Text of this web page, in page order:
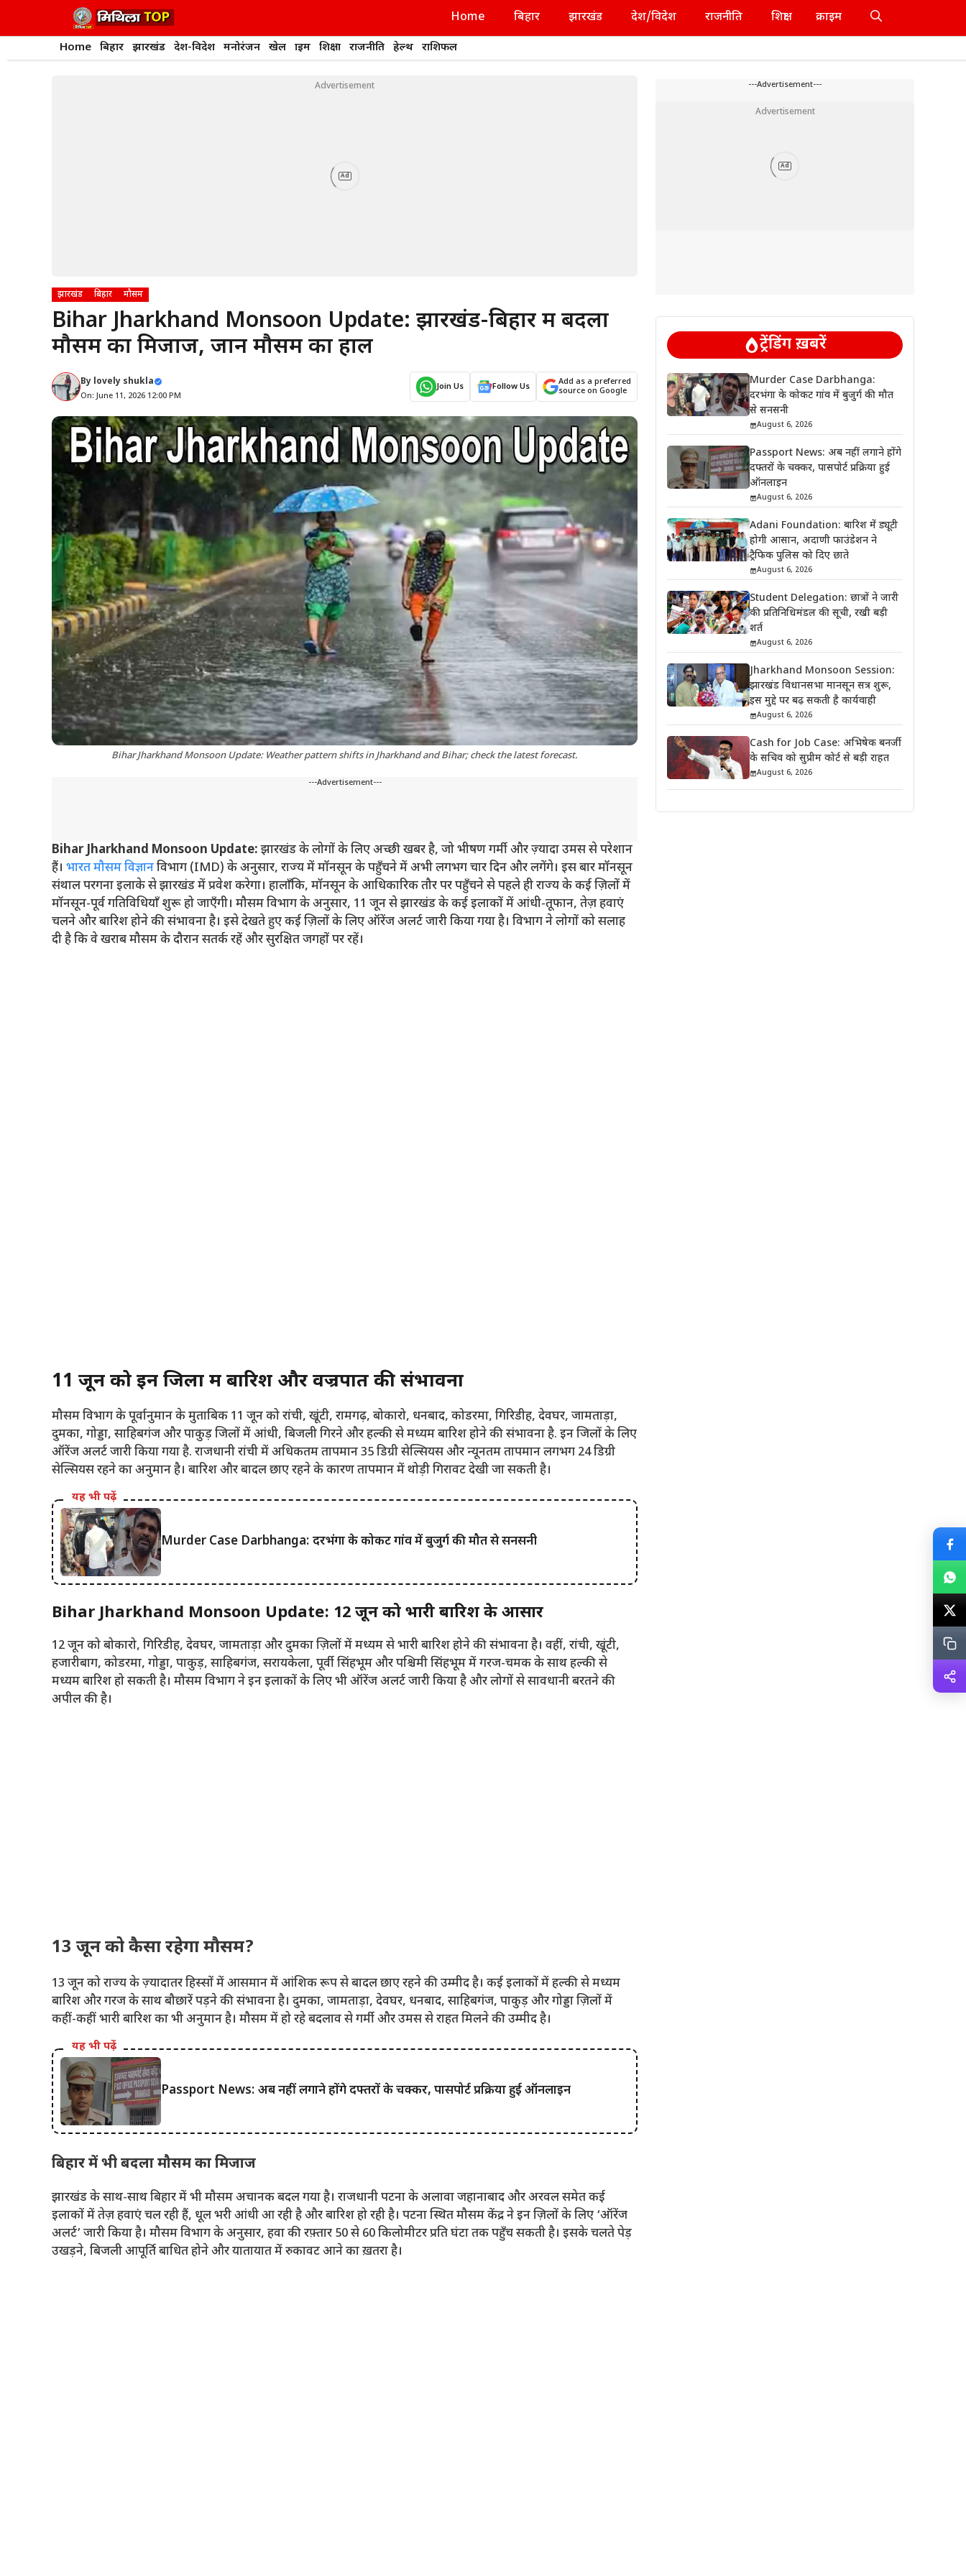
Home बिहार झारखंड देश/विदेश राजनीति शिक्षा क्राइम
Home बिहार झारखंड देश-विदेश मनोरंजन खेल क्राइम शिक्षा राजनीति हेल्थ राशिफल
Advertisement
Ad
झारखंड बिहार मौसम
Bihar Jharkhand Monsoon Update: झारखंड-बिहार में बदला
मौसम का मिजाज, जानें मौसम का हाल
By lovely shukla
On: June 11, 2026 12:00 PM
Join Us Follow Us
Add as a preferred
source on Google
Bihar Jharkhand Monsoon Update: Weather pattern shifts in Jharkhand and Bihar; check the latest forecast.
---Advertisement---
Bihar Jharkhand Monsoon Update:झारखंड के लोगों के लिए अच्छी खबर है, जो भीषण गर्मी और ज़्यादा उमस से परेशान
हैं। भारत मौसम विज्ञानविभाग (IMD) के अनुसार, राज्य में मॉनसून के पहुँचने में अभी लगभग चार दिन और लगेंगे। इस बार मॉनसून
संथाल परगना इलाके से झारखंड में प्रवेश करेगा। हालाँकि, मॉनसून के आधिकारिक तौर पर पहुँचने से पहले ही राज्य के कई ज़िलों में
मॉनसून-पूर्व गतिविधियाँ शुरू हो जाएँगी। मौसम विभाग के अनुसार, 11 जून से झारखंड के कई इलाकों में आंधी-तूफान, तेज़ हवाएं
चलने और बारिश होने की संभावना है। इसे देखते हुए कई ज़िलों के लिए ऑरेंज अलर्ट जारी किया गया है। विभाग ने लोगों को सलाह
दी है कि वे खराब मौसम के दौरान सतर्क रहें और सुरक्षित जगहों पर रहें।
11 जून को इन जिलों में बारिश और वज्रपात की संभावना
मौसम विभाग के पूर्वानुमान के मुताबिक 11 जून को रांची, खूंटी, रामगढ़, बोकारो, धनबाद, कोडरमा, गिरिडीह, देवघर, जामताड़ा,
दुमका, गोड्डा, साहिबगंज और पाकुड़ जिलों में आंधी, बिजली गिरने और हल्की से मध्यम बारिश होने की संभावना है. इन जिलों के लिए
ऑरेंज अलर्ट जारी किया गया है. राजधानी रांची में अधिकतम तापमान 35 डिग्री सेल्सियस और न्यूनतम तापमान लगभग 24 डिग्री
सेल्सियस रहने का अनुमान है। बारिश और बादल छाए रहने के कारण तापमान में थोड़ी गिरावट देखी जा सकती है।
यह भी पढ़ें
Murder Case Darbhanga: दरभंगा के कोकट गांव में बुजुर्ग की मौत से सनसनी
Bihar Jharkhand Monsoon Update: 12 जून को भारी बारिश के आसार
12 जून को बोकारो, गिरिडीह, देवघर, जामताड़ा और दुमका ज़िलों में मध्यम से भारी बारिश होने की संभावना है। वहीं, रांची, खूंटी,
हजारीबाग, कोडरमा, गोड्डा, पाकुड़, साहिबगंज, सरायकेला, पूर्वी सिंहभूम और पश्चिमी सिंहभूम में गरज-चमक के साथ हल्की से
मध्यम बारिश हो सकती है। मौसम विभाग ने इन इलाकों के लिए भी ऑरेंज अलर्ट जारी किया है और लोगों से सावधानी बरतने की
अपील की है।
13 जून को कैसा रहेगा मौसम?
13 जून को राज्य के ज़्यादातर हिस्सों में आसमान में आंशिक रूप से बादल छाए रहने की उम्मीद है। कई इलाकों में हल्की से मध्यम
बारिश और गरज के साथ बौछारें पड़ने की संभावना है। दुमका, जामताड़ा, देवघर, धनबाद, साहिबगंज, पाकुड़ और गोड्डा ज़िलों में
कहीं-कहीं भारी बारिश का भी अनुमान है। मौसम में हो रहे बदलाव से गर्मी और उमस से राहत मिलने की उम्मीद है।
यह भी पढ़ें
Passport News: अब नहीं लगाने होंगे दफ्तरों के चक्कर, पासपोर्ट प्रक्रिया हुई ऑनलाइन
बिहार में भी बदला मौसम का मिजाज
झारखंड के साथ-साथ बिहार में भी मौसम अचानक बदल गया है। राजधानी पटना के अलावा जहानाबाद और अरवल समेत कई
इलाकों में तेज़ हवाएं चल रही हैं, धूल भरी आंधी आ रही है और बारिश हो रही है। पटना स्थित मौसम केंद्र ने इन ज़िलों के लिए ‘ऑरेंज
अलर्ट’ जारी किया है। मौसम विभाग के अनुसार, हवा की रफ़्तार 50 से 60 किलोमीटर प्रति घंटा तक पहुँच सकती है। इसके चलते पेड़
उखड़ने, बिजली आपूर्ति बाधित होने और यातायात में रुकावट आने का ख़तरा है।
---Advertisement---
Advertisement
Ad
ट्रेंडिंग ख़बरें
Murder Case Darbhanga:
दरभंगा के कोकट गांव में बुजुर्ग की मौत
से सनसनी
August 6, 2026
Passport News: अब नहीं लगाने होंगे
दफ्तरों के चक्कर, पासपोर्ट प्रक्रिया हुई
ऑनलाइन
August 6, 2026
Adani Foundation: बारिश में ड्यूटी
होगी आसान, अदाणी फाउंडेशन ने
ट्रैफिक पुलिस को दिए छाते
August 6, 2026
Student Delegation: छात्रों ने जारी
की प्रतिनिधिमंडल की सूची, रखी बड़ी
शर्त
August 6, 2026
Jharkhand Monsoon Session:
झारखंड विधानसभा मानसून सत्र शुरू,
इस मुद्दे पर बढ़ सकती है कार्यवाही
August 6, 2026
Cash for Job Case: अभिषेक बनर्जी
के सचिव को सुप्रीम कोर्ट से बड़ी राहत
August 6, 2026